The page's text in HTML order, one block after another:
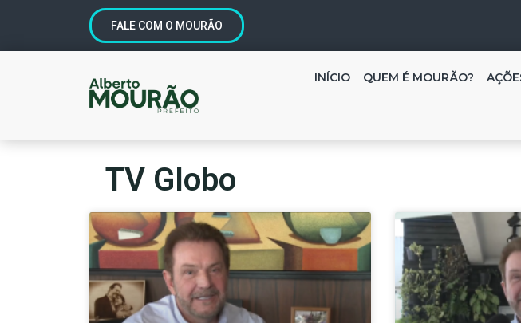
FALE COM O MOURÃO
INÍCIO QUEM É MOURÃO?
TV Globo